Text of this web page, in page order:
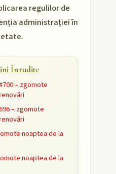
regulilor de
administrației în
Înrudite
– zgomote
– zgomote
noaptea de la
noaptea de la